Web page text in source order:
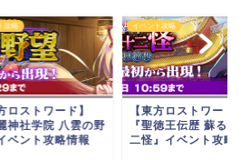
攻略
ロストワード】
王伝歴 蘇る甘味十
イベント攻略情報
イベント攻略
【東方ロストワード
『ゆく年くる年弾幕
ダース』イベント攻